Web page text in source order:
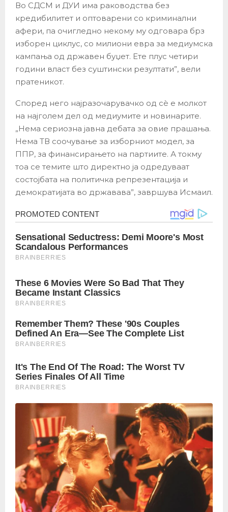
Во СДСМ и ДУИ има раководства без
кредибилитет и оптоварени со криминални
афери, па очигледно некому му одговара брз
изборен циклус, со милиони евра за медиумска
кампања од државен буџет. Ете плус четири
години власт без суштински резултати”, вели
пратеникот.
Според него најразочарувачко од сè е молкот
на најголем дел од медиумите и новинарите.
„Нема сериозна јавна дебата за овие прашања.
Нема ТВ соочување за изборниот модел, за
ППР, за финансирањето на партиите. А токму
тоа се темите што директно ја одредуваат
состојбата на политичка репрезентација и
демократијата во државава”, завршува Исмаил.